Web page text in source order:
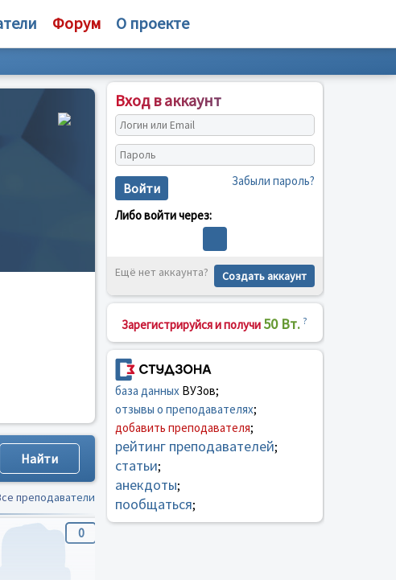
Форум О проекте
преподаватели
0
Вход в аккаунт
Войти Забыли пароль?
Либо войти через:
Ещё нет аккаунта? Создать аккаунт
Зарегистрируйся и получи 50 Вт. ?
база данныхВУЗов;
отзывы о преподавателях;
добавить преподавателя;
рейтинг преподавателей;
статьи;
анекдоты;
пообщаться;